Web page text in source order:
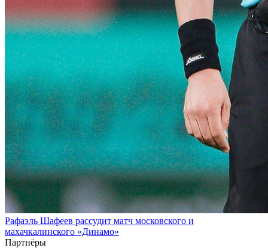
Рафаэль Шафеев рассудит матч московского и
махачкалинского «Динамо»
Партнёры